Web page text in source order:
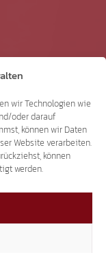
wir Technologien wie
oder darauf
können wir Daten
Website verarbeiten.
können
werden.